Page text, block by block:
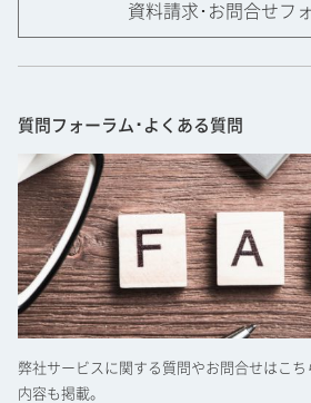
資料請求･お問合せフ
質問フォーラム･よくある質問
弊社サービスに関する質問やお問合せはこ
内容も掲載。